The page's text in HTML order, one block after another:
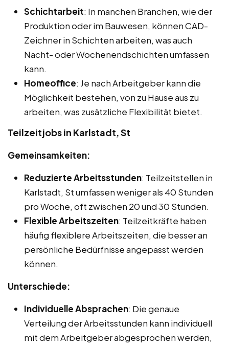
Schichtarbeit: In manchen Branchen, wie der
Produktion oder im Bauwesen, können CAD-
Zeichner in Schichten arbeiten, was auch
Nacht- oder Wochenendschichten umfassen
kann.
Homeoffice: Je nach Arbeitgeber kann die
Möglichkeit bestehen, von zu Hause aus zu
arbeiten, was zusätzliche Flexibilität bietet.
Teilzeitjobs in Karlstadt, St
Gemeinsamkeiten:
Reduzierte Arbeitsstunden: Teilzeitstellen in
Karlstadt, St umfassen weniger als 40 Stunden
pro Woche, oft zwischen 20 und 30 Stunden.
Flexible Arbeitszeiten: Teilzeitkräfte haben
häufig flexiblere Arbeitszeiten, die besser an
persönliche Bedürfnisse angepasst werden
können.
Unterschiede:
Individuelle Absprachen: Die genaue
Verteilung der Arbeitsstunden kann individuell
mit dem Arbeitgeber abgesprochen werden,